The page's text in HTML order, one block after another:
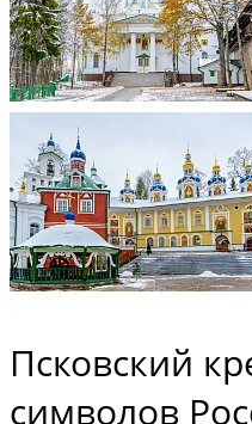
Псковский
символов